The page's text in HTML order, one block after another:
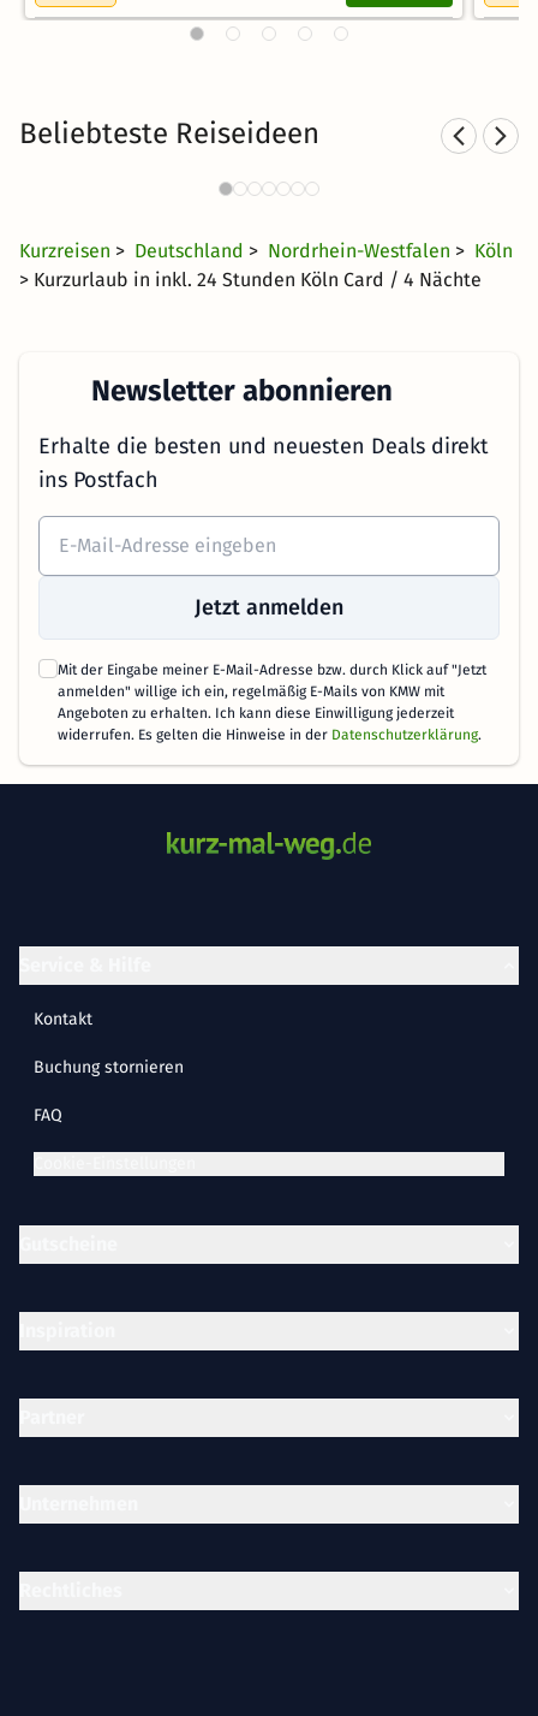
Beliebteste Reiseideen
Städtereisen nach Köln
391 Angebote
Kurzreisen > Deutschland > Nordrhein-Westfalen > Köln
> Kurzurlaub in inkl. 24 Stunden Köln Card / 4 Nächte
Newsletter abonnieren
Erhalte die besten und neuesten Deals direkt
ins Postfach
Jetzt anmelden
Mit der Eingabe meiner E-Mail-Adresse bzw. durch Klick auf "Jetzt
anmelden" willige ich ein, regelmäßig E-Mails von KMW mit
Angeboten zu erhalten. Ich kann diese Einwilligung jederzeit
widerrufen. Es gelten die Hinweise in der Datenschutzerklärung.
Kontakt
Buchung stornieren
FAQ